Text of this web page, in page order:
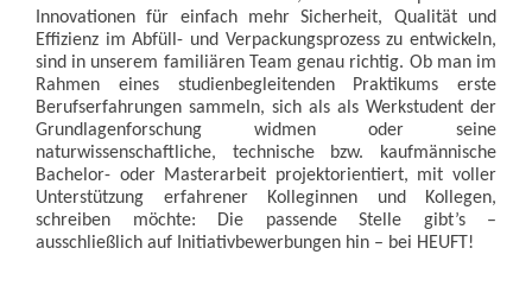
Innovationen für einfach mehr Sicherheit, Qualität und
Effizienz im Abfüll- und Verpackungsprozess zu entwickeln,
sind in unserem familiären Team genau richtig. Ob man im
Rahmen eines studienbegleitenden Praktikums erste
Berufserfahrungen sammeln, sich als als Werkstudent der
Grundlagenforschung widmen oder seine
naturwissenschaftliche, technische bzw. kaufmännische
Bachelor- oder Masterarbeit projektorientiert, mit voller
Unterstützung erfahrener Kolleginnen und Kollegen,
schreiben möchte: Die passende Stelle gibt’s –
ausschließlich auf Initiativbewerbungen hin – bei HEUFT!